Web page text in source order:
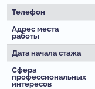
Телефон
Адрес места
работы
Дата начала стажа
Сфера
профессиональных
интересов